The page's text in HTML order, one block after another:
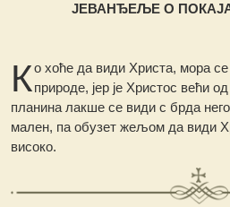
ЈЕВАНЂЕЉЕ О
Ко хоће да види Христа, мора
природе, јер је Христос већи
планина лакше се види с брда
мален, па обузет жељом да види
високо.